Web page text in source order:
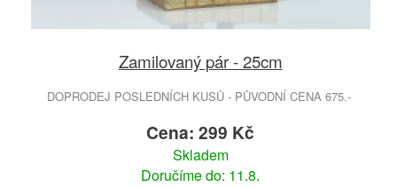
Zamilovaný pár - 25cm
DOPRODEJ POSLEDNÍCH KUSŮ - PŮVODNÍ CENA 675.-
Cena: 299 Kč
Skladem
Doručíme do: 11.8.